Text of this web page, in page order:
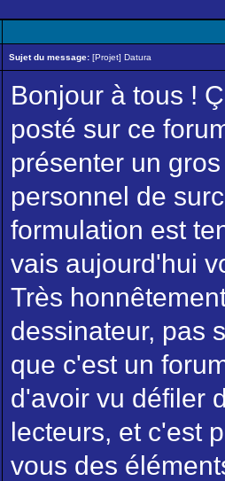
Sujet du message: [Projet] Datura
Bonjour à tous !
posté sur ce
présenter un
personnel de
formulation est
vais aujourd'hui
Très
dessinateur, pas
que c'est un
d'avoir vu défiler
lecteurs, et c'est
vous des